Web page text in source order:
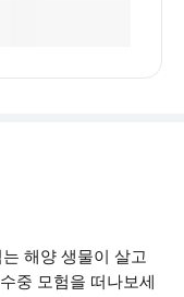
해양 생물이 살고
중 모험을 떠나보세